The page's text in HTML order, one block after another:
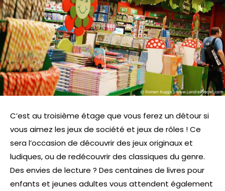
C’est au troisième étage que vous ferez un détour si
vous aimez les jeux de société et jeux de rôles ! Ce
sera l’occasion de découvrir des jeux originaux et
ludiques, ou de redécouvrir des classiques du genre.
Des envies de lecture ? Des centaines de livres pour
enfants et jeunes adultes vous attendent également